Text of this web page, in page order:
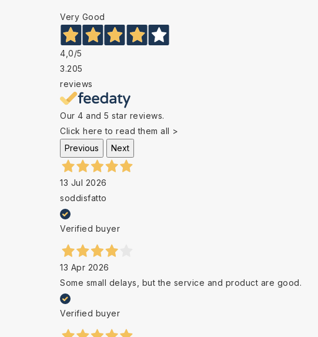
Very Good
4,0/5
3.205
reviews
Our 4 and 5 star reviews.
Click here to read them all >
Previous
Next
13 Jul 2026
soddisfatto
Verified buyer
13 Apr 2026
Some small delays, but the service and product are good.
Verified buyer